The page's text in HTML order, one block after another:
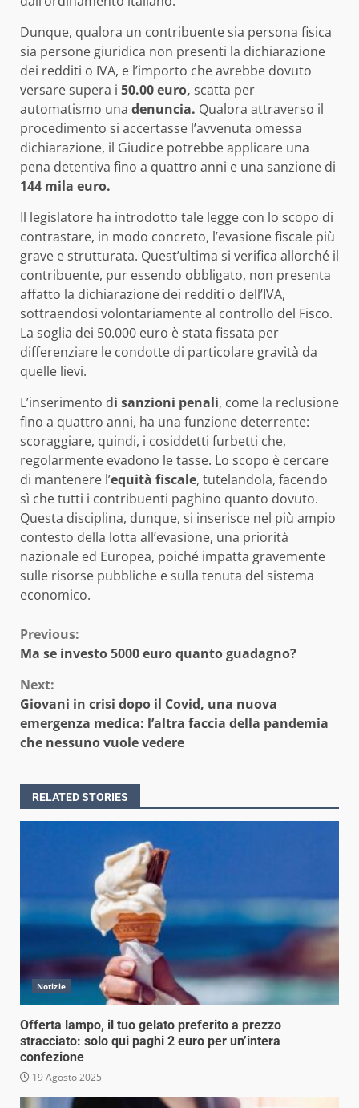
Dunque, qualora un contribuente sia persona fisica
sia persone giuridica non presenti la dichiarazione
dei redditi o IVA, e l’importo che avrebbe dovuto
versare supera i 50.00 euro, scatta per
automatismo una denuncia. Qualora attraverso il
procedimento si accertasse l’avvenuta omessa
dichiarazione, il Giudice potrebbe applicare una
pena detentiva fino a quattro anni e una sanzione di
144 mila euro.
Il legislatore ha introdotto tale legge con lo scopo di
contrastare, in modo concreto, l’evasione fiscale più
grave e strutturata. Quest’ultima si verifica allorché il
contribuente, pur essendo obbligato, non presenta
affatto la dichiarazione dei redditi o dell’IVA,
sottraendosi volontariamente al controllo del Fisco.
La soglia dei 50.000 euro è stata fissata per
differenziare le condotte di particolare gravità da
quelle lievi.
L’inserimento di sanzioni penali, come la reclusione
fino a quattro anni, ha una funzione deterrente:
scoraggiare, quindi, i cosiddetti furbetti che,
regolarmente evadono le tasse. Lo scopo è cercare
di mantenere l’equità fiscale, tutelandola, facendo
sì che tutti i contribuenti paghino quanto dovuto.
Questa disciplina, dunque, si inserisce nel più ampio
contesto della lotta all’evasione, una priorità
nazionale ed Europea, poiché impatta gravemente
sulle risorse pubbliche e sulla tenuta del sistema
economico.
Continue
Previous:
Ma se investo 5000 euro quanto guadagno?
Next:
Giovani in crisi dopo il Covid, una nuova
emergenza medica: l’altra faccia della pandemia
che nessuno vuole vedere
RELATED STORIES
Notizie
Offerta lampo, il tuo gelato preferito a prezzo
stracciato: solo qui paghi 2 euro per un’intera
confezione
19 Agosto 2025